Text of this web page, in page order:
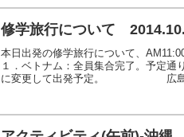
修学旅行について
本日出発の修学旅行について、
１．ベトナム：全員集合完了。予定
に変更して出発予定。 広島空